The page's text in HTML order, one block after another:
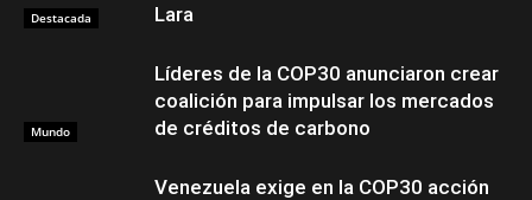
Destacada
Lara
Mundo
Líderes de la COP30 anunciaron crear
coalición para impulsar los mercados
de créditos de carbono
Venezuela exige en la COP30 acción